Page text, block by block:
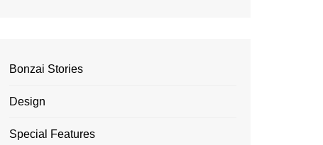
Bonzai Stories
Design
Special Features